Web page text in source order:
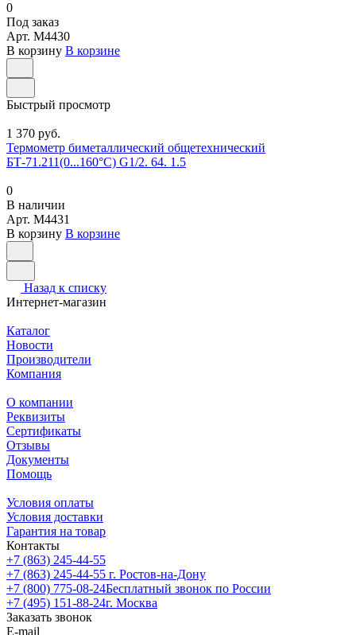
0
Под заказ
Арт. M4430
В корзину В корзине
Быстрый просмотр
1 370 руб.
Термометр биметаллический общетехнический
БТ-71.211(0...160°С) G1/2. 64. 1.5
0
В наличии
Арт. M4431
В корзину В корзине
Назад к списку
Интернет-магазин
Каталог
Новости
Производители
Компания
О компании
Реквизиты
Сертификаты
Отзывы
Документы
Помощь
Условия оплаты
Условия доставки
Гарантия на товар
Контакты
+7 (863) 245-44-55
+7 (863) 245-44-55 г. Ростов-на-Дону
+7 (800) 775-08-24Бесплатный звонок по России
+7 (495) 151-88-24г. Москва
Заказать звонок
E-mail